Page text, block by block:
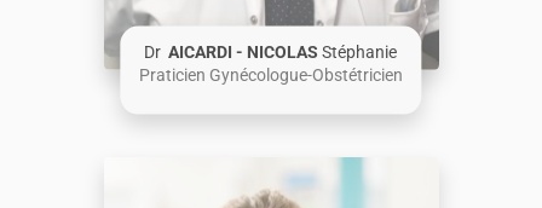
Dr AICARDI - NICOLAS Stéphanie
Praticien Gynécologue-Obstétricien